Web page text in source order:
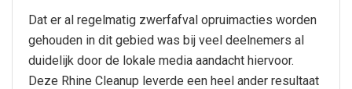
Dat er al regelmatig zwerfafval opruimacties worden
gehouden in dit gebied was bij veel deelnemers al
duidelijk door de lokale media aandacht hiervoor.
Deze Rhine Cleanup leverde een heel ander resultaat